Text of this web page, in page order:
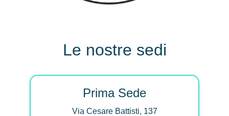
Le nostre sedi
Prima Sede
Via Cesare Battisti, 137